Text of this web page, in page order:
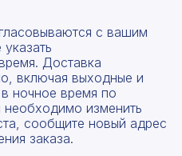
с вашим
Доставка
включая выходные и
ночное время по
изменить
сообщите новый адрес
заказа.
смету
чтобы получить
свяжемся с вами в
номер